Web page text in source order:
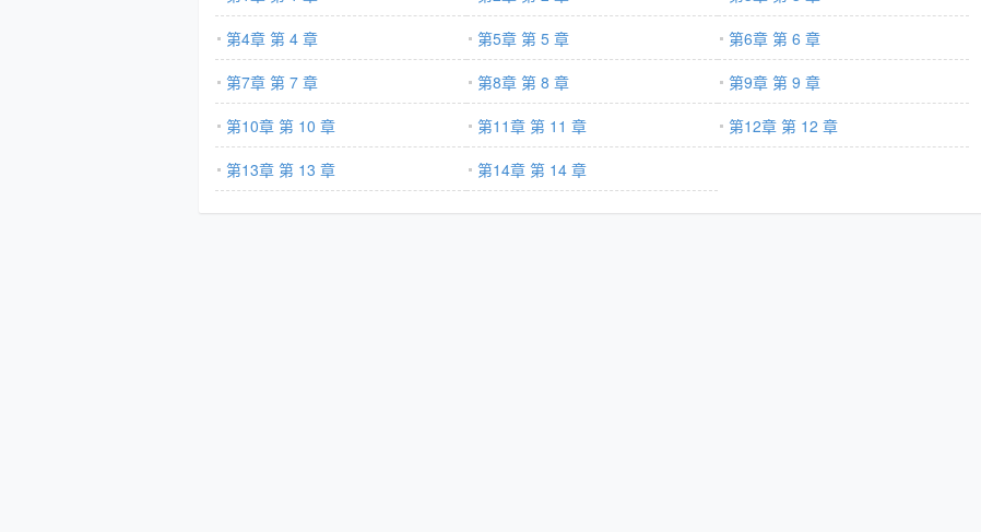
纨绔子弟着实可惜。却不想,订婚当日,裴清音身边站着的不是风流浪子谢怀景,而是那位极
少公开露面的谢家掌权人,谢聿行。2.谢聿行在商场上无往不利是出了名的玉面修罗,手腕狠
厉冷血无情,感情上更是冷淡自持。众人皆道这位天性凉薄,裴小姐命苦跟了他怕是要天天守
活寡。直到某天,有人看见京郊的别墅花园里,西装革履的男人半蹲在地上,帮秋千上的少女
穿袜子。不知说了什么,少女突然踢了他一脚,脸上带着愠色：谢聿行,你说你是不是不爱我
了？男人捏着那一截踝骨,不怒反笑：那今晚我不走了？干什么？男人指腹轻轻刮蹭着掌心
的踝骨,声线低沉缱绻：让你感受我到底爱不爱你。-无人知晓,谢聿行天生情感淡漠,唯一的
例外是十六岁时那个奄奄一息的雪夜,有人将他带回家悉心照顾,自此成为他心中抹不去的亮
第4章 第 4 章
第5章 第 5 章
第6章 第 6 章
第7章 第 7 章
第8章 第 8 章
第9章 第 9 章
第10章 第 10 章
第11章 第 11 章
第12章 第 12 章
第13章 第 13 章
第14章 第 14 章